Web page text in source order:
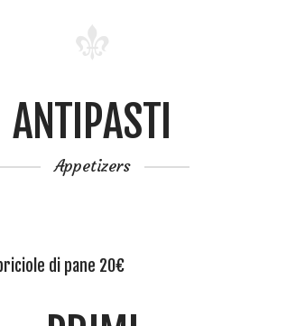
ANTIPASTI
Appetizers
di pane 20€